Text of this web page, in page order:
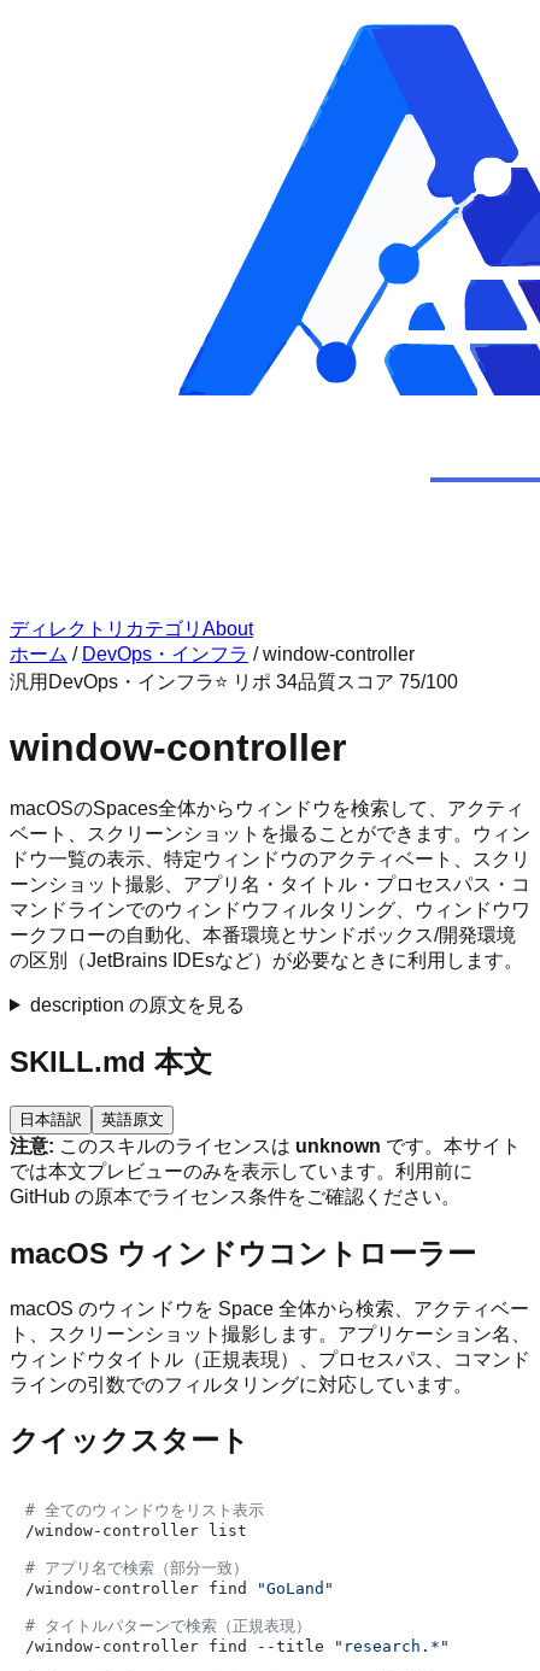
ディレクトリ カテゴリ About
ホーム / DevOps・インフラ /window-controller
汎用 DevOps・インフラ⭐ リポ 34品質スコア 75/100
window-controller
macOSのSpaces全体からウィンドウを検索して、アクティ
ベート、スクリーンショットを撮ることができます。ウィン
ドウ一覧の表示、特定ウィンドウのアクティベート、スクリ
ーンショット撮影、アプリ名・タイトル・プロセスパス・コ
マンドラインでのウィンドウフィルタリング、ウィンドウワ
ークフローの自動化、本番環境とサンドボックス/開発環境
の区別（JetBrains IDEsなど）が必要なときに利用します。
description の原文を見る
SKILL.md 本文
日本語訳 英語原文
注意: このスキルのライセンスは unknown です。本サイト
では本文プレビューのみを表示しています。利用前に
GitHub の原本でライセンス条件をご確認ください。
macOS ウィンドウコントローラー
macOS のウィンドウを Space 全体から検索、アクティベー
ト、スクリーンショット撮影します。アプリケーション名、
ウィンドウタイトル（正規表現）、プロセスパス、コマンド
ラインの引数でのフィルタリングに対応しています。
クイックスタート
# 全てのウィンドウをリスト表示
/window-controller list
# アプリ名で検索（部分一致）
/window-controller find
"GoLand"
# タイトルパターンで検索（正規表現）
/window-controller find --title
"research.*"